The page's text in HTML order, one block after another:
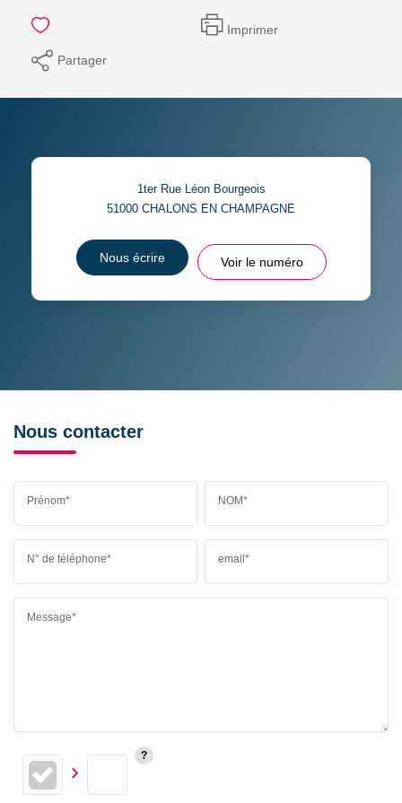
Imprimer
Partager
1ter Rue Léon Bourgeois
51000 CHALONS EN CHAMPAGNE
Nous écrire Voir le numéro
Nous contacter
Prénom* NOM*
N° de téléphone* email*
Message*